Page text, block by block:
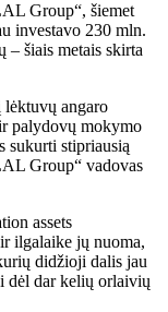
Group“, šiemet
investavo 230 mln.
šiais metais skirta
lėktuvų angaro
palydovų mokymo
sukurti stipriausią
Group“ vadovas
assets
ilgalaike jų nuoma,
didžioji dalis jau
dėl dar kelių orlaivių